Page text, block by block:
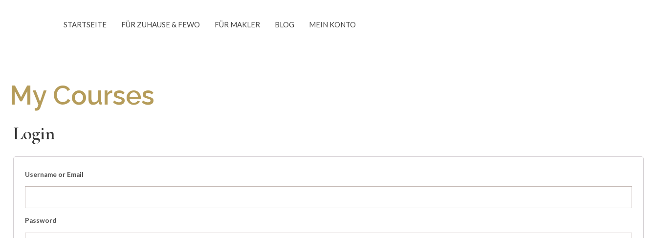
STARTSEITE FÜR ZUHAUSE & FEWO FÜR MAKLER BLOG MEIN KONTO
My Courses
Login
Username or Email
Password